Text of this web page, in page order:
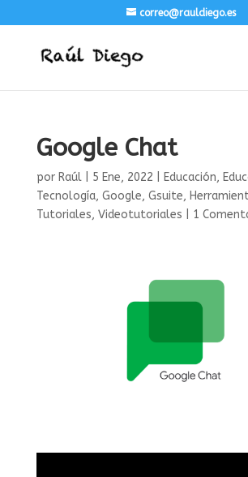
correo@rauldiego.es
Google Chat
por Raúl| 5 Ene, 2022 Educación,
Tecnología, Google, Gsuite,
Tutoriales, Videotutoriales 1